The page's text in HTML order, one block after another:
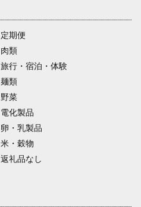
定期便
肉類
旅行・宿泊・体験
麺類
野菜
電化製品
卵・乳製品
米・穀物
返礼品なし